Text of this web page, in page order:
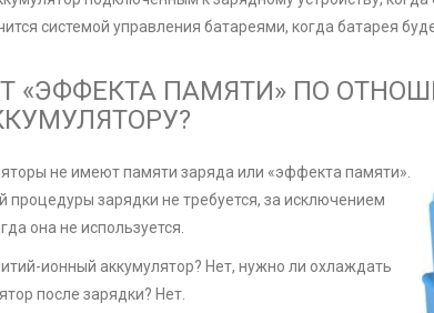
системой управления батареями, когда батарея
«ЭФФЕКТА ПАМЯТИ» ПО
не имеют памяти заряда или «эффекта памяти».
процедуры зарядки не требуется, за исключением
она не используется.
ионный аккумулятор? Нет, нужно ли охлаждать
после зарядки? Нет.